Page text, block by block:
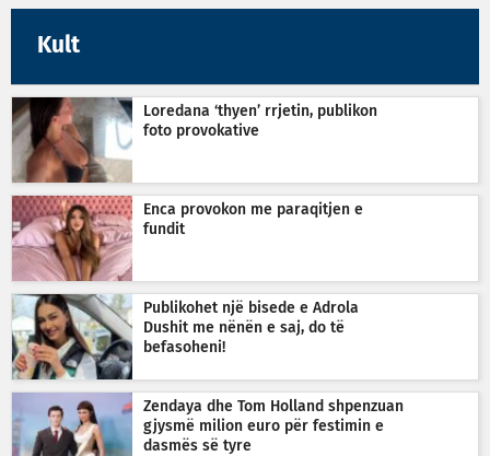
Kult
Loredana ‘thyen’ rrjetin, publikon
foto provokative
Enca provokon me paraqitjen e
fundit
Publikohet një bisede e Adrola
Dushit me nënën e saj, do të
befasoheni!
Zendaya dhe Tom Holland shpenzuan
gjysmë milion euro për festimin e
dasmës së tyre